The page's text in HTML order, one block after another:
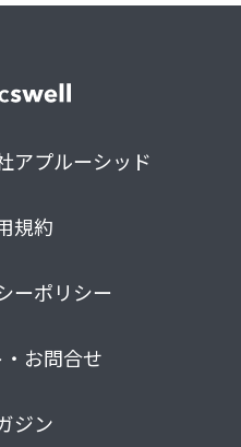
アプルーシッド
規約
ーポリシー
お問合せ
ジン